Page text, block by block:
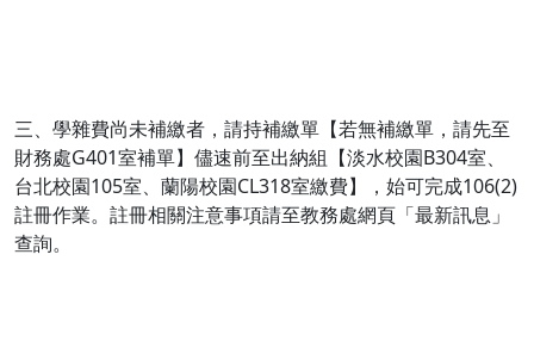
三、學雜費尚未補繳者，請持補繳單【若無補繳單，請先至
財務處G401室補單】儘速前至出納組【淡水校園B304室、
台北校園105室、蘭陽校園CL318室繳費】，始可完成106(2)
註冊作業。註冊相關注意事項請至教務處網頁「最新訊息」
查詢。